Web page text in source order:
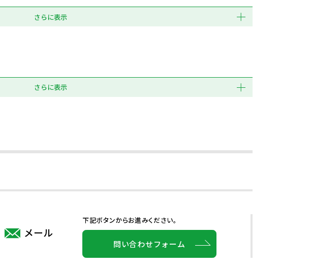
さらに表示
さらに表示
メール
下記ボタンからお進みください。
問い合わせフォーム